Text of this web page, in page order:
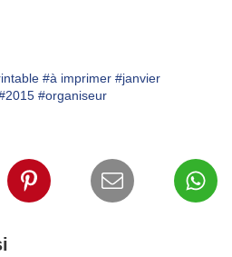
#à imprimer #janvier
#organiseur